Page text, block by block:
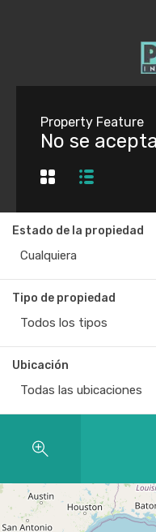
Property Feature
No se
Estado de la propiedad
Cualquiera
Tipo de propiedad
Todos los tipos
Ubicación
Todas las ubicaciones